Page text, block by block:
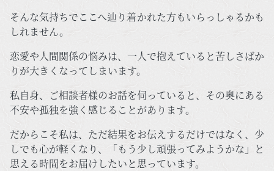
そんな気持ちでここへ辿り着かれた方もいらっしゃるかも
しれません。
恋愛や人間関係の悩みは、一人で抱えていると苦しさばか
りが大きくなってしまいます。
私自身、ご相談者様のお話を伺っていると、その奥にある
不安や孤独を強く感じることがあります。
だからこそ私は、ただ結果をお伝えするだけではなく、少
しでも心が軽くなり、「もう少し頑張ってみようかな」と
思える時間をお届けしたいと思っています。